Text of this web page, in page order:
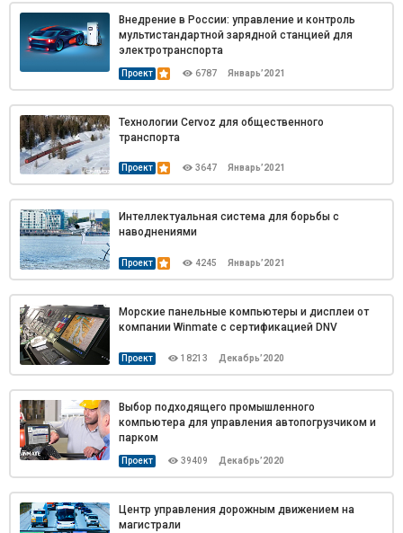
Проект 6787 Январь’2021
Внедрение в России: управление и контроль
мультистандартной зарядной станцией для
электротранспорта
Проект 3647 Январь’2021
Технологии Cervoz для общественного
транспорта
Проект 4245 Январь’2021
Интеллектуальная система для борьбы с
наводнениями
Проект 18213 Декабрь’2020
Морские панельные компьютеры и дисплеи от
компании Winmate с сертификацией DNV
Проект 39409 Декабрь’2020
Выбор подходящего промышленного
компьютера для управления автопогрузчиком и
парком
Центр управления дорожным движением на
магистрали